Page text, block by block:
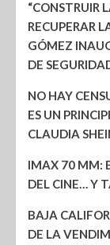
“CONSTRUIR
RECUPERAR
GÓMEZ
DE
NO HAY
ES UN
CLAUDIA
IMAX 70 MM:
DEL CINE… Y
BAJA
DE LA